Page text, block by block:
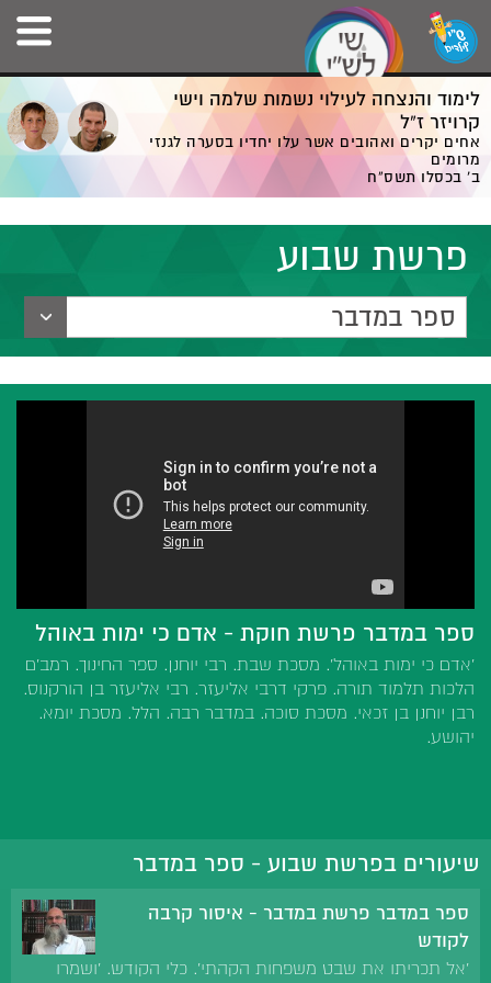
לימוד והנצחה לעילוי נשמות שלמה וישי
קרויזר ז”ל
אחים יקרים ואהובים אשר עלו יחדיו בסערה לגנזי
מרומים
ב' בכסלו תשס”ח
פרשת שבוע
ספר במדבר
ספר במדבר פרשת חוקת - אדם כי ימות באוהל
'אדם כי ימות באוהל'. מסכת שבת. רבי יוחנן. ספר החינוך. רמב'ם
הלכות תלמוד תורה. פרקי דרבי אליעזר. רבי אליעזר בן הורקנוס.
רבן יוחנן בן זכאי. מסכת סוכה. במדבר רבה. הלל. מסכת יומא.
יהושע.
שיעורים בפרשת שבוע - ספר במדבר
ספר במדבר פרשת במדבר - איסור קרבה
לקודש
'אל תכריתו את שבט משפחות הקהתי'. כלי הקודש. 'ושמרו